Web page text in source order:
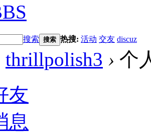
搜索 搜索 热搜: 活动 交友 discuz
thrillpolish3 › 个
友
息